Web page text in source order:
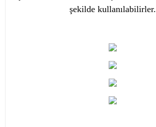
şekilde kullanılabilirler.